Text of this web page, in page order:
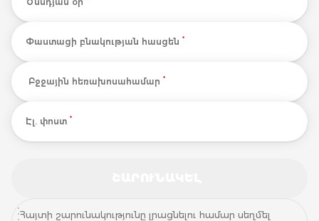
Փաստացի բնակության հասցեն *
Բջջային հեռախոսահամար *
Էլ. փոստ *
Հայտի շարունակությունը լրացնելու համար սեղմել